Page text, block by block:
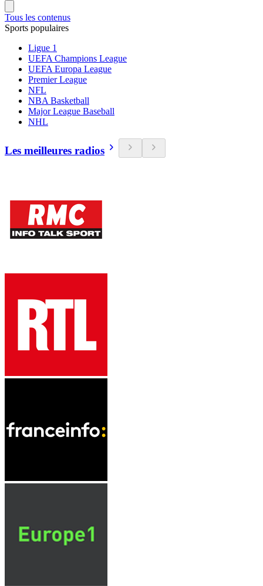
Tous les contenus
Sports populaires
Ligue 1
UEFA Champions League
UEFA Europa League
Premier League
NFL
NBA Basketball
Major League Baseball
NHL
Les meilleures radios